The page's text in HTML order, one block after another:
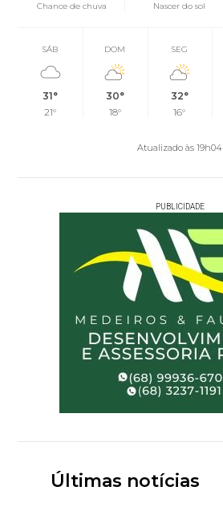
Chance de chuva
Nascer do sol
SÁB
31°
21°
DOM
30°
18°
SEG
32°
16°
Atualizado às 19h04
PUBLICIDADE
Últimas notícias